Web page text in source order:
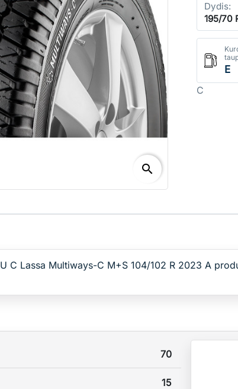
search
Dydis:
195/70
E
C
C Lassa Multiways-C M+S 104/102 R 2023 A
70
15